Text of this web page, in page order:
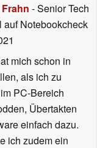
- Senior Tech
auf Notebookcheck
mich schon in
als ich zu
PC-Bereich
Übertakten
einfach dazu.
ich zudem ein